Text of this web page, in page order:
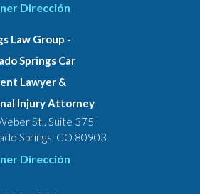
Dirección
Law Group -
Springs Car
Lawyer &
Injury Attorney
St., Suite 375
Springs, CO 80903
Dirección